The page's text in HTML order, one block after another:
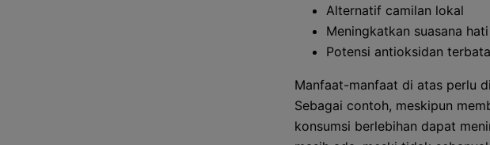
Alternatif camilan lokal
Meningkatkan suasana hati
Potensi antioksidan
Manfaat-manfaat di atas perlu
Sebagai contoh, meskipun
konsumsi berlebihan dapat